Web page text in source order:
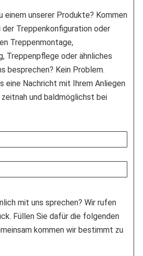
einem unserer Produkte? Kommen
Treppenkonfiguration oder
Treppenmontage,
Treppenpflege oder ähnliches
besprechen? Kein Problem.
eine Nachricht mit Ihrem Anliegen
und baldmöglichst bei
mit uns sprechen? Wir rufen
Füllen Sie dafür die folgenden
kommen wir bestimmt zu